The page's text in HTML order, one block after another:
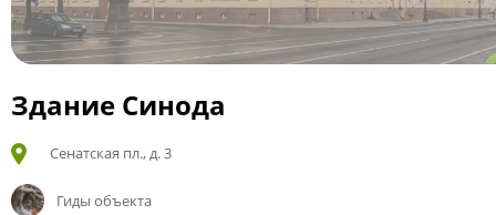
Здание Синода
Сенатская пл., д. 3
Гиды объекта